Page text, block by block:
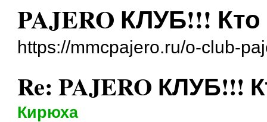
PAJERO КЛУБ!!!
https://mmcpajero.ru/o-club-
Re: PAJERO КЛУБ!!!
Кирюха